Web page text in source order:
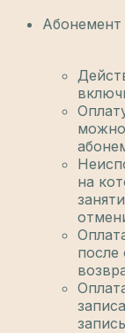
Абонемент
можно
на
после